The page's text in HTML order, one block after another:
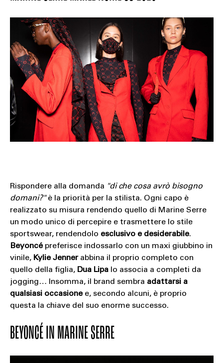
Rispondere alla domanda "di che cosa avrò bisogno
domani?"è la priorità per la stilista. Ogni capo è
realizzato su misura rendendo quello di Marine Serre
un modo unico di percepire e trasmettere lo stile
sportswear, rendendolo esclusivo e desiderabile.
Beyoncépreferisce indossarlo con un maxi giubbino in
vinile, Kylie Jennerabbina il proprio completo con
quello della figlia, Dua Lipalo associa a completi da
jogging… Insomma, il brand sembra adattarsi a
qualsiasi occasionee, secondo alcuni, è proprio
questa la chiave del suo enorme successo.
BEYONCÉ IN MARINE SERRE